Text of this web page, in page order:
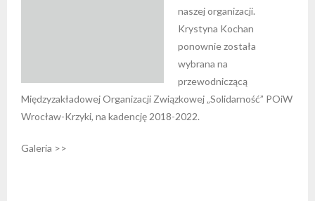
naszej organizacji.
Krystyna Kochan
ponownie została
wybrana na
przewodniczącą
Międzyzakładowej Organizacji Związkowej „Solidarność” POiW
Wrocław-Krzyki, na kadencję 2018-2022.
Galeria >>